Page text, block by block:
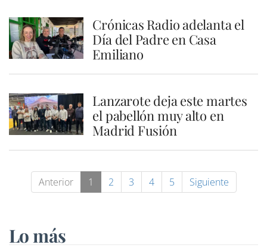
Crónicas Radio adelanta el
Día del Padre en Casa
Emiliano
Lanzarote deja este martes
el pabellón muy alto en
Madrid Fusión
Anterior 1 2 3 4 5 Siguiente
Lo más